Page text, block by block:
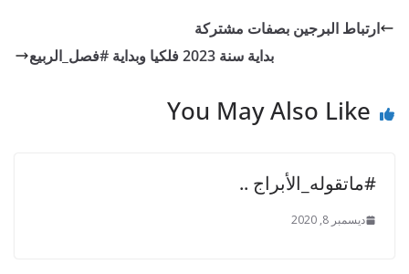
o
n
g
a
m
e
ارتباط البرجين بصفات مشتركة
بداية سنة 2023 فلكيا وبداية #فصل_الربيع
You May Also Like
#ماتقوله_الأبراج ..
ديسمبر 8, 2020